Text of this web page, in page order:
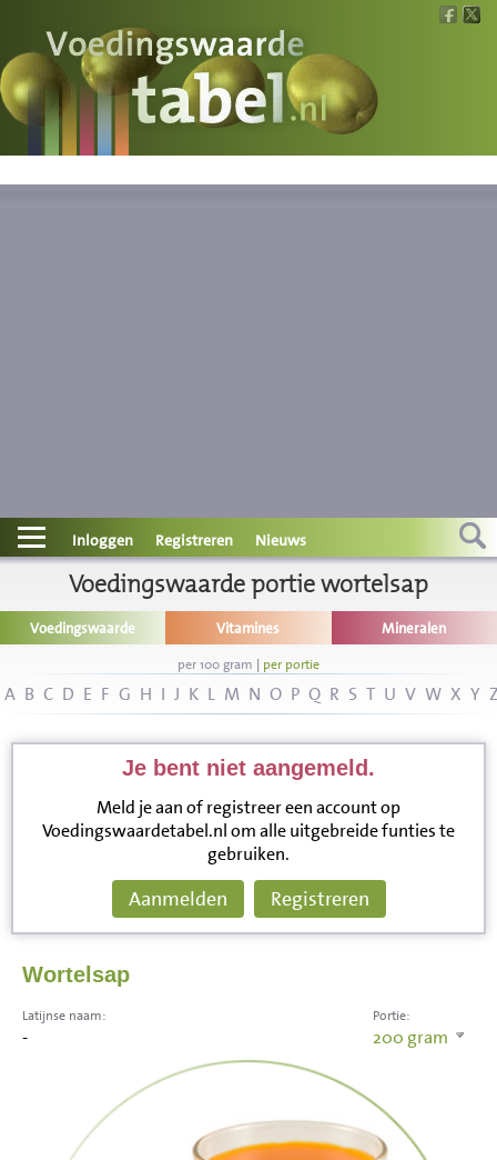
Voedingswaarde
Wat is wat?
Contact
Informatie
Disclaimer
Inloggen Registreren Nieuws
Voedingswaarde portie wortelsap
Voedingswaarde Vitamines Mineralen
per 100 gram | per portie
A B C D E F G H I J K L M N O P Q R S T U V W X Y
Je bent niet aangemeld.
Meld je aan of registreer een account op
Voedingswaardetabel.nl om alle uitgebreide funties te
gebruiken.
Aanmelden Registreren
Wortelsap
Portie:
200 gram
Latijnse naam:
-